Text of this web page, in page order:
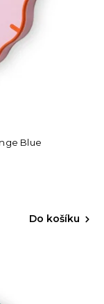
Blue
Do košíku